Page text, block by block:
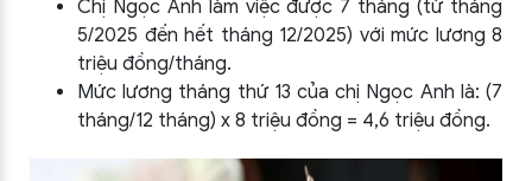
Chị Ngọc Anh làm việc được 7 tháng (từ tháng
5/2025 đến hết tháng 12/2025) với mức lương 8
triệu đồng/tháng.
Mức lương tháng thứ 13 của chị Ngọc Anh là: (7
tháng/12 tháng) x 8 triệu đồng = 4,6 triệu đồng.